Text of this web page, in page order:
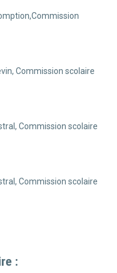
Commission scolaire
Commission scolaire
Commission scolaire
: